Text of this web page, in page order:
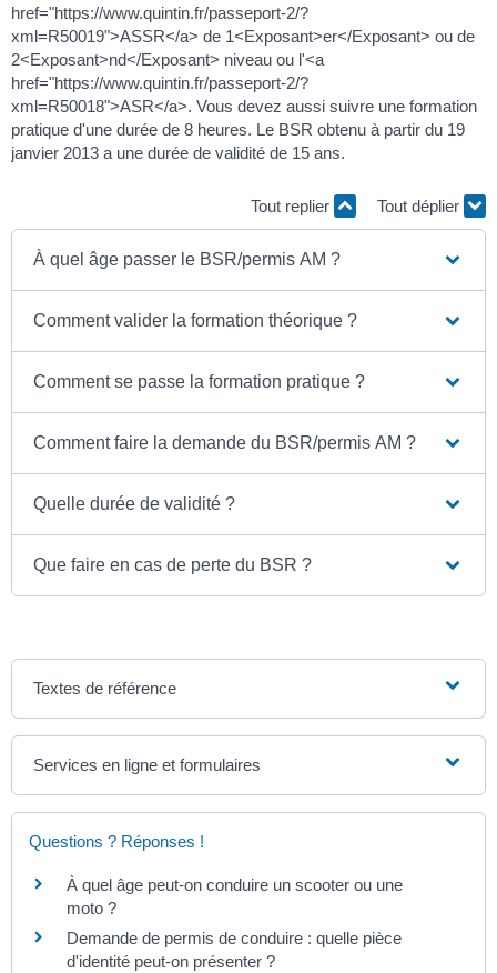
href="https://www.quintin.fr/passeport-2/?
xml=R50019">ASSR</a> de 1<Exposant>er</Exposant> ou de
2<Exposant>nd</Exposant> niveau ou l'<a
href="https://www.quintin.fr/passeport-2/?
xml=R50018">ASR</a>. Vous devez aussi suivre une formation
pratique d'une durée de 8 heures. Le BSR obtenu à partir du 19
janvier 2013 a une durée de validité de 15 ans.
Tout replier Tout déplier
À quel âge passer le BSR/permis AM ?
Comment valider la formation théorique ?
Comment se passe la formation pratique ?
Comment faire la demande du BSR/permis AM ?
Quelle durée de validité ?
Que faire en cas de perte du BSR ?
Textes de référence
Services en ligne et formulaires
Questions ? Réponses !
À quel âge peut-on conduire un scooter ou une
moto ?
Demande de permis de conduire : quelle pièce
d'identité peut-on présenter ?